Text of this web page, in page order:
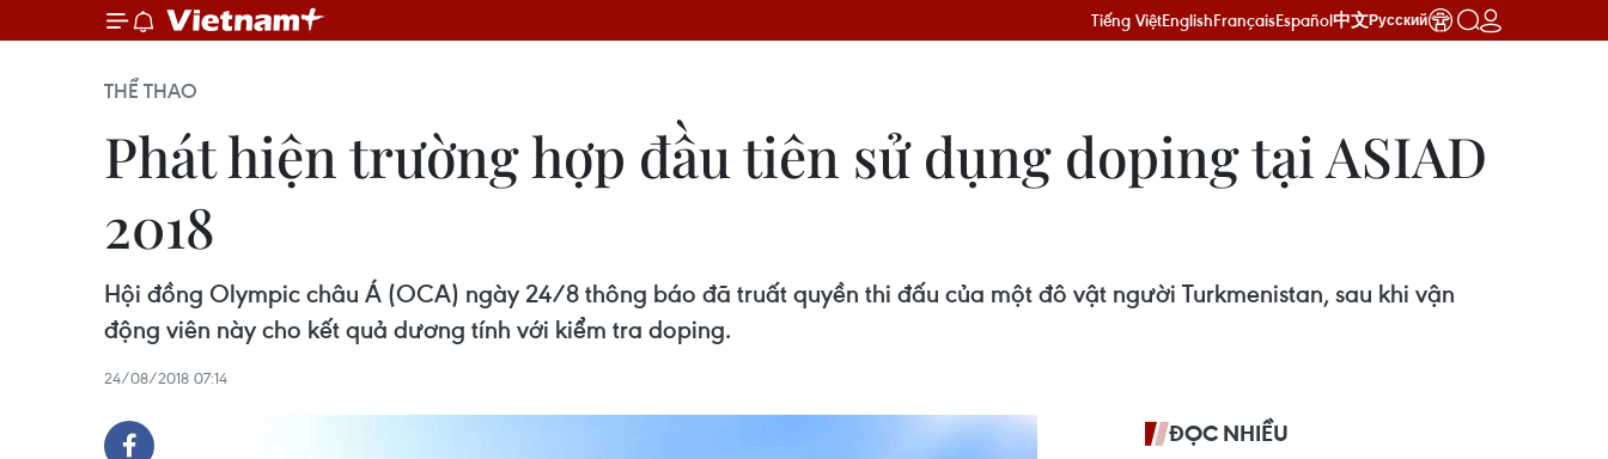
Tiếng ViệtEnglishFrançaisEspañol中文Русский
THỂ THAO
Phát hiện trường hợp đầu tiên sử dụng doping tại ASIAD
2018
Hội đồng Olympic châu Á (OCA) ngày 24/8 thông báo đã truất quyền thi đấu của một đô vật người Turkmenistan, sau khi vận
động viên này cho kết quả dương tính với kiểm tra doping.
24/08/2018 07:14
ĐỌC NHIỀU